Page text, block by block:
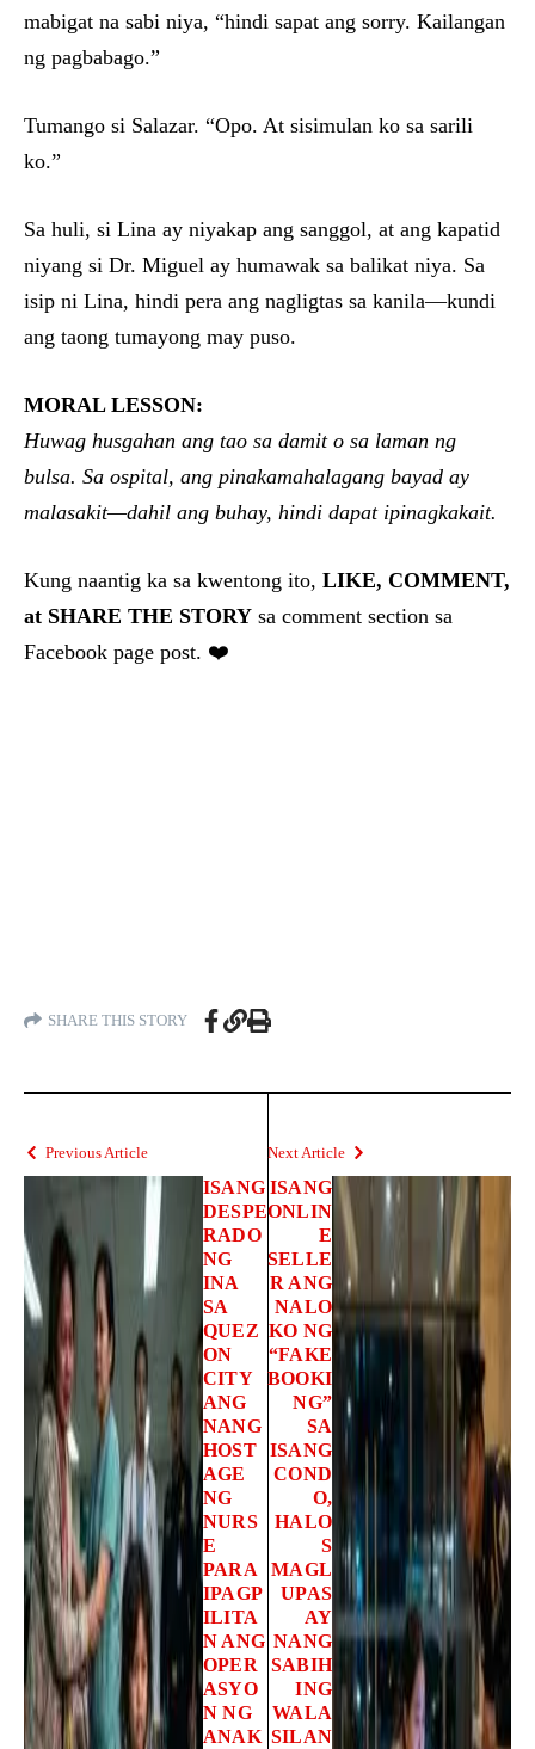
mabigat na sabi niya, “hindi sapat ang sorry. Kailangan
ng pagbabago.”
Tumango si Salazar. “Opo. At sisimulan ko sa sarili
ko.”
Sa huli, si Lina ay niyakap ang sanggol, at ang kapatid
niyang si Dr. Miguel ay humawak sa balikat niya. Sa
isip ni Lina, hindi pera ang nagligtas sa kanila—kundi
ang taong tumayong may puso.
MORAL LESSON:
Huwag husgahan ang tao sa damit o sa laman ng
bulsa. Sa ospital, ang pinakamahalagang bayad ay
malasakit—dahil ang buhay, hindi dapat ipinagkakait.
Kung naantig ka sa kwentong ito, LIKE, COMMENT,
at SHARE THE STORY sa comment section sa
Facebook page post. ❤️
SHARE THIS STORY
Previous Article
ISANG
DESPE
RADO
NG
INA
SA
QUEZ
ON
CITY
ANG
NANG
HOST
AGE
NG
NURS
E
PARA
IPAGP
ILITA
N ANG
OPER
ASYO
N NG
ANAK
Next Article
ISANG
ONLIN
E
SELLE
R ANG
NALO
KO NG
“FAKE
BOOKI
NG”
SA
ISANG
COND
O,
HALO
S
MAGL
UPAS
AY
NANG
SABIH
ING
WALA
SILAN